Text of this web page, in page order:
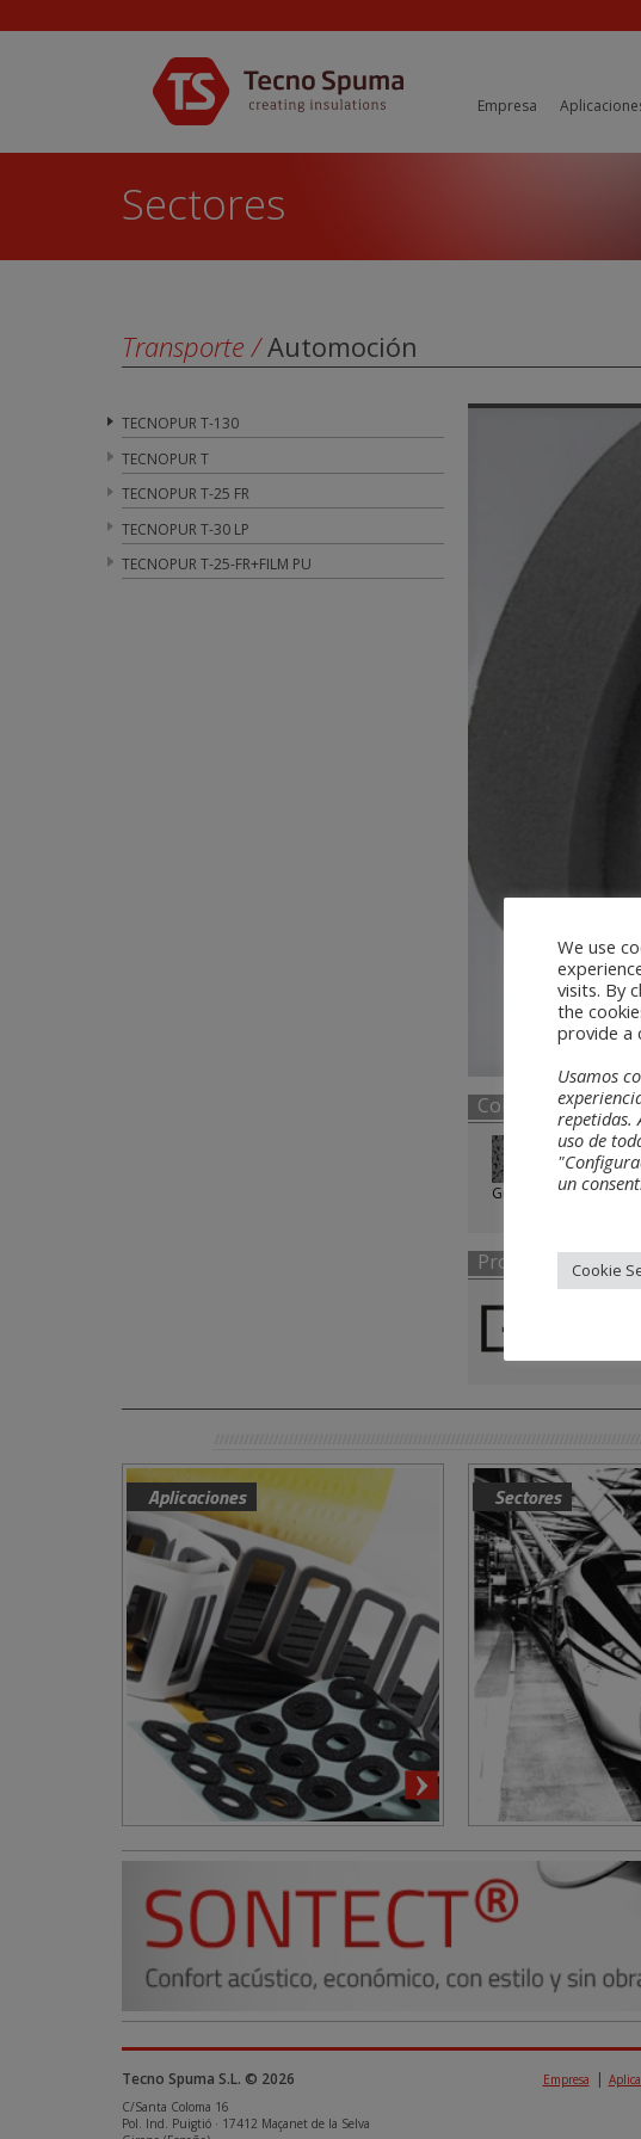
Empresa
Sectores
Transporte /Automoción
TECNOPUR T-130
TECNOPUR T
TECNOPUR T-25 FR
TECNOPUR T-30 LP
TECNOPUR T-25-FR+FILM PU
Colores
Gris
Propiedades
Aplicaciones Sectores
Tecno Spuma S.L. © 2026
C/Santa Coloma 16
Pol. Ind. Puigtió · 17412 Maçanet de la Selva
Empresa
We use
visits. By
the
provide a
Usamos
repetidas.
uso de
un
Cookie